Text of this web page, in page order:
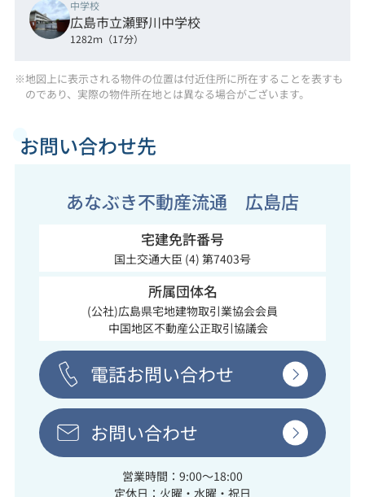
中学校
広島市立瀬野川中学校
1282ｍ（17分）
※地図上に表示される物件の位置は付近住所に所在することを表すも
のであり、実際の物件所在地とは異なる場合がございます。
お問い合わせ先
あなぶき不動産流通 広島店
宅建免許番号
国土交通大臣 (4) 第7403号
所属団体名
(公社)広島県宅地建物取引業協会会員
中国地区不動産公正取引協議会
電話お問い合わせ
お問い合わせ
営業時間：9:00～18:00
定休日：火曜・水曜・祝日